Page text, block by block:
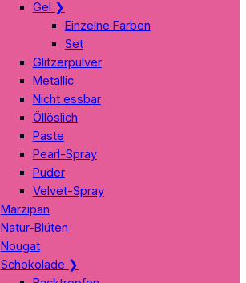
Gel ❯
Einzelne Farben
Set
Glitzerpulver
Metallic
Nicht essbar
Öllöslich
Paste
Pearl-Spray
Puder
Velvet-Spray
Marzipan
Natur-Blüten
Nougat
Schokolade ❯